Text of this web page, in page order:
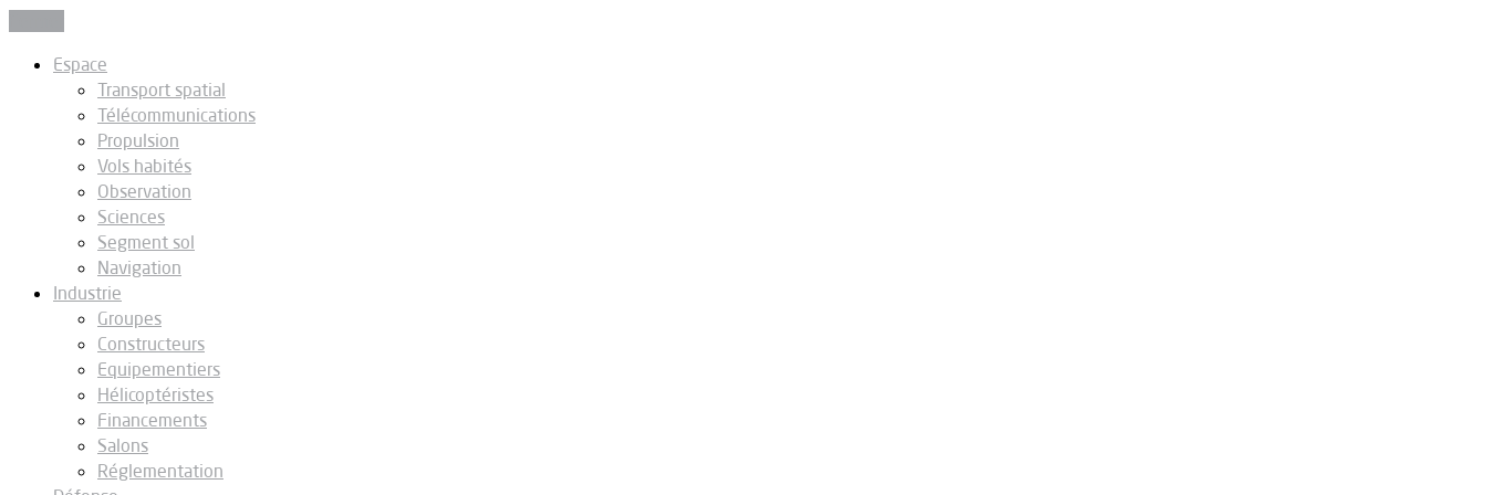
Espace
Transport spatial
Télécommunications
Propulsion
Vols habités
Observation
Sciences
Segment sol
Navigation
Industrie
Groupes
Constructeurs
Equipementiers
Hélicoptéristes
Financements
Salons
Réglementation